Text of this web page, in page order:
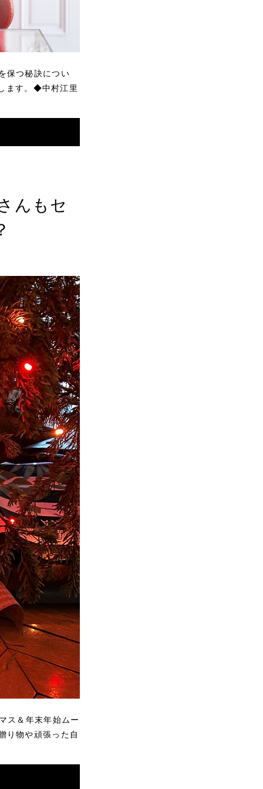
保つ秘訣につい
ます。◆中村江里
んもセ
ス＆年末年始ムー
り物や頑張った自